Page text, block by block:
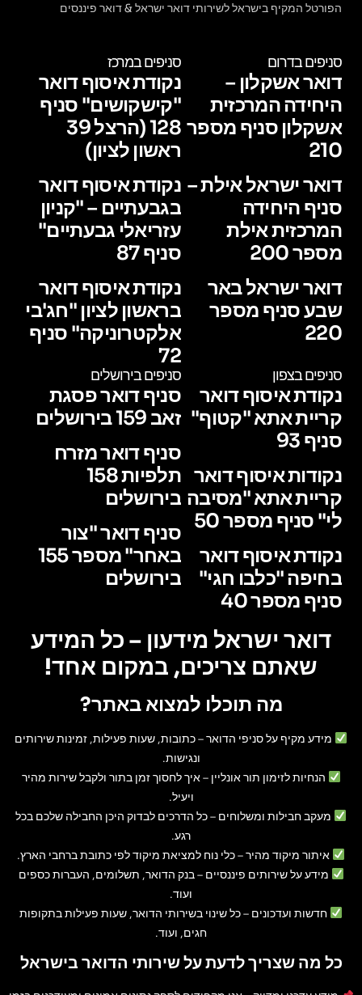
הפורטל המקיף בישראל לשירותי דואר ישראל & דואר פיננסים
סניפים בדרום
דואר אשקלון –
היחידה המרכזית
אשקלון סניף מספר
210
דואר ישראל אילת –
סניף היחידה
המרכזית אילת
מספר 200
דואר ישראל באר
שבע סניף מספר
220
סניפים במרכז
נקודת איסוף דואר
"קישקושים" סניף
128 (הרצל 39
ראשון לציון)
נקודת איסוף דואר
בגבעתיים – "קניון
עזריאלי גבעתיים"
סניף 87
נקודת איסוף דואר
בראשון לציון "חג'בי
אלקטרוניקה" סניף
72
סניפים בצפון
נקודת איסוף דואר
קריית אתא "קטוף"
סניף 93
נקודות איסוף דואר
קריית אתא "מסיבה
לי" סניף מספר 50
נקודת איסוף דואר
בחיפה "כלבו חגי"
סניף מספר 40
סניפים בירושלים
סניף דואר פסגת
זאב 159 בירושלים
סניף דואר מזרח
תלפיות 158
בירושלים
סניף דואר "צור
באחר" מספר 155
בירושלים
דואר ישראל מידעון – כל המידע
שאתם צריכים, במקום אחד!
מה תוכלו למצוא באתר?
מידע מקיף על סניפי הדואר– כתובות, שעות פעילות, זמינות שירותים
ונגישות.
הנחיות לזימון תור אונליין – איך לחסוך זמן בתור ולקבל שירות מהיר
ויעיל.
מעקב חבילות ומשלוחים – כל הדרכים לבדוק היכן החבילה שלכם בכל
רגע.
איתור מיקוד מהיר– כלי נוח למציאת מיקוד לפי כתובת ברחבי הארץ.
מידע על שירותים פיננסיים – בנק הדואר, תשלומים, העברות כספים
ועוד.
חדשות ועדכונים – כל שינוי בשירותי הדואר, שעות פעילות בתקופות
חגים, ועוד.
כל מה שצריך לדעת על שירותי הדואר בישראל